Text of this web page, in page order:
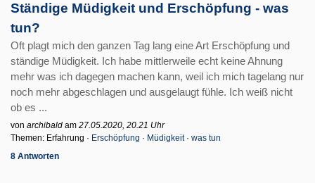
Ständige Müdigkeit und Erschöpfung - was
tun?
Oft plagt mich den ganzen Tag lang eine Art Erschöpfung und
ständige Müdigkeit. Ich habe mittlerweile echt keine Ahnung
mehr was ich dagegen machen kann, weil ich mich tagelang nur
noch mehr abgeschlagen und ausgelaugt fühle. Ich weiß nicht
ob es ...
von archibald am 27.05.2020, 20.21 Uhr
Themen: Erfahrung · Erschöpfung · Müdigkeit· was tun
8 Antworten